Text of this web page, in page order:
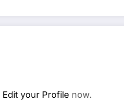
Edit your Profile now.